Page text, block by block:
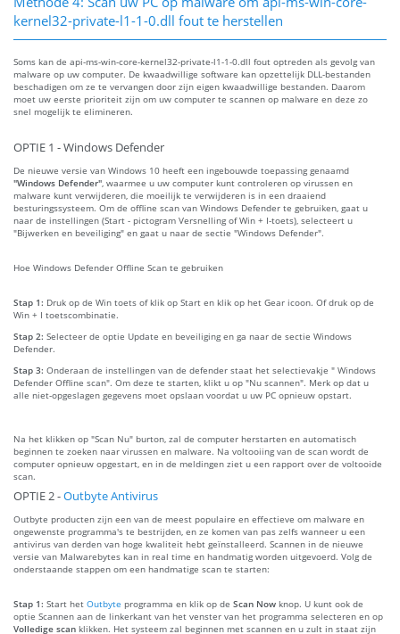
kernel32-private-l1-1-0.dll fout te herstellen
Soms kan de api-ms-win-core-kernel32-private-l1-1-0.dll fout optreden als gevolg van
malware op uw computer. De kwaadwillige software kan opzettelijk DLL-bestanden
beschadigen om ze te vervangen door zijn eigen kwaadwillige bestanden. Daarom
moet uw eerste prioriteit zijn om uw computer te scannen op malware en deze zo
snel mogelijk te elimineren.
OPTIE 1 - Windows Defender
De nieuwe versie van Windows 10 heeft een ingebouwde toepassing genaamd
"Windows Defender" , waarmee u uw computer kunt controleren op virussen en
malware kunt verwijderen, die moeilijk te verwijderen is in een draaiend
besturingssysteem. Om de offline scan van Windows Defender te gebruiken, gaat u
naar de instellingen (Start - pictogram Versnelling of Win + I-toets), selecteert u
"Bijwerken en beveiliging" en gaat u naar de sectie "Windows Defender".
Hoe Windows Defender Offline Scan te gebruiken
Stap 1: Druk op de Win toets of klik op Start en klik op het Gear icoon. Of druk op de
Win + I toetscombinatie.
Stap 2: Selecteer de optie Update en beveiliging en ga naar de sectie Windows
Defender.
Stap 3: Onderaan de instellingen van de defender staat het selectievakje " Windows
Defender Offline scan". Om deze te starten, klikt u op "Nu scannen". Merk op dat u
alle niet-opgeslagen gegevens moet opslaan voordat u uw PC opnieuw opstart.
Na het klikken op "Scan Nu" burton, zal de computer herstarten en automatisch
beginnen te zoeken naar virussen en malware. Na voltooiing van de scan wordt de
computer opnieuw opgestart, en in de meldingen ziet u een rapport over de voltooide
scan.
OPTIE 2 -Outbyte Antivirus
Outbyte producten zijn een van de meest populaire en effectieve om malware en
ongewenste programma's te bestrijden, en ze komen van pas zelfs wanneer u een
antivirus van derden van hoge kwaliteit hebt geïnstalleerd. Scannen in de nieuwe
versie van Malwarebytes kan in real time en handmatig worden uitgevoerd. Volg de
onderstaande stappen om een handmatige scan te starten:
Stap 1: Start het Outbyte programma en klik op de Scan Now knop. U kunt ook de
optie Scannen aan de linkerkant van het venster van het programma selecteren en op
Volledige scan klikken. Het systeem zal beginnen met scannen en u zult in staat zijn